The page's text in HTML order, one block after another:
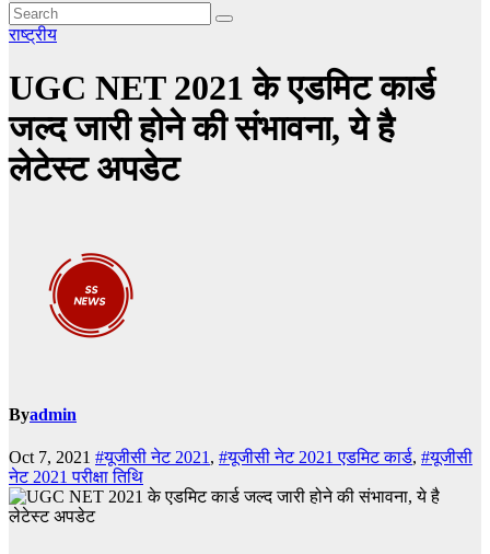
राष्ट्रीय
UGC NET 2021 के एडमिट कार्ड
जल्द जारी होने की संभावना, ये है
लेटेस्ट अपडेट
Byadmin
Oct 7, 2021 #यूजीसी नेट 2021, #यूजीसी नेट 2021 एडमिट कार्ड, #यूजीसी
नेट 2021 परीक्षा तिथि